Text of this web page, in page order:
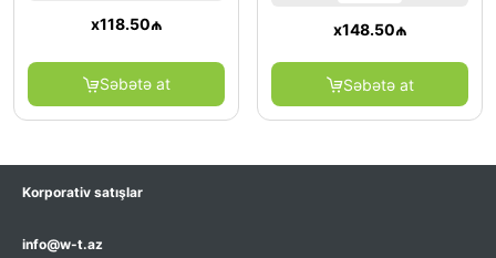
x118.50₼
Səbətə at
x148.50₼
Səbətə at
Korporativ satışlar
info@w-t.az